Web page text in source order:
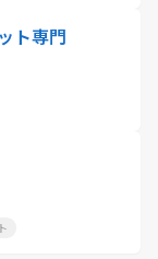
ト専門